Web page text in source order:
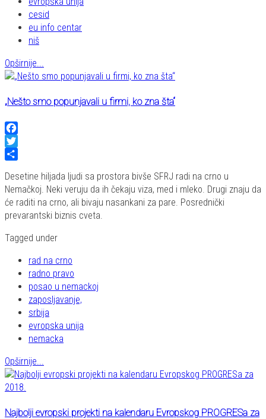
cesid
eu info centar
niš
Opširnije...
„Nešto smo popunjavali u firmi, ko zna šta“
Facebook
Twitter
Desetine hiljada ljudi sa prostora bivše SFRJ radi na crno u
Nemačkoj. Neki veruju da ih čekaju viza, med i mleko. Drugi znaju da
će raditi na crno, ali bivaju nasankani za pare. Posrednički
prevarantski biznis cveta.
Tagged under
rad na crno
radno pravo
posao u nemackoj
zaposljavanje,
srbija
evropska unija
nemacka
Opširnije...
Najbolji evropski projekti na kalendaru Evropskog PROGRESa za